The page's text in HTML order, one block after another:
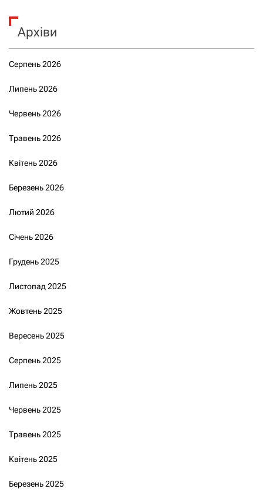
Архіви
Серпень 2026
Липень 2026
Червень 2026
Травень 2026
Квітень 2026
Березень 2026
Лютий 2026
Січень 2026
Грудень 2025
Листопад 2025
Жовтень 2025
Вересень 2025
Серпень 2025
Липень 2025
Червень 2025
Травень 2025
Квітень 2025
Березень 2025